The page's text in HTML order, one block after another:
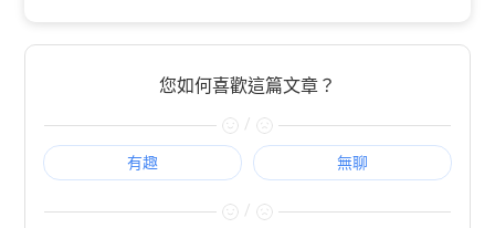
您如何喜歡這篇文章？
/
有趣 無聊
/